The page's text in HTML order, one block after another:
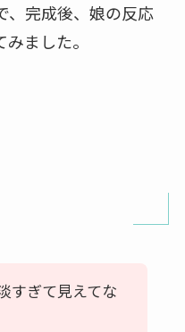
、完成後、娘の反応
ました。
すぎて見えてな